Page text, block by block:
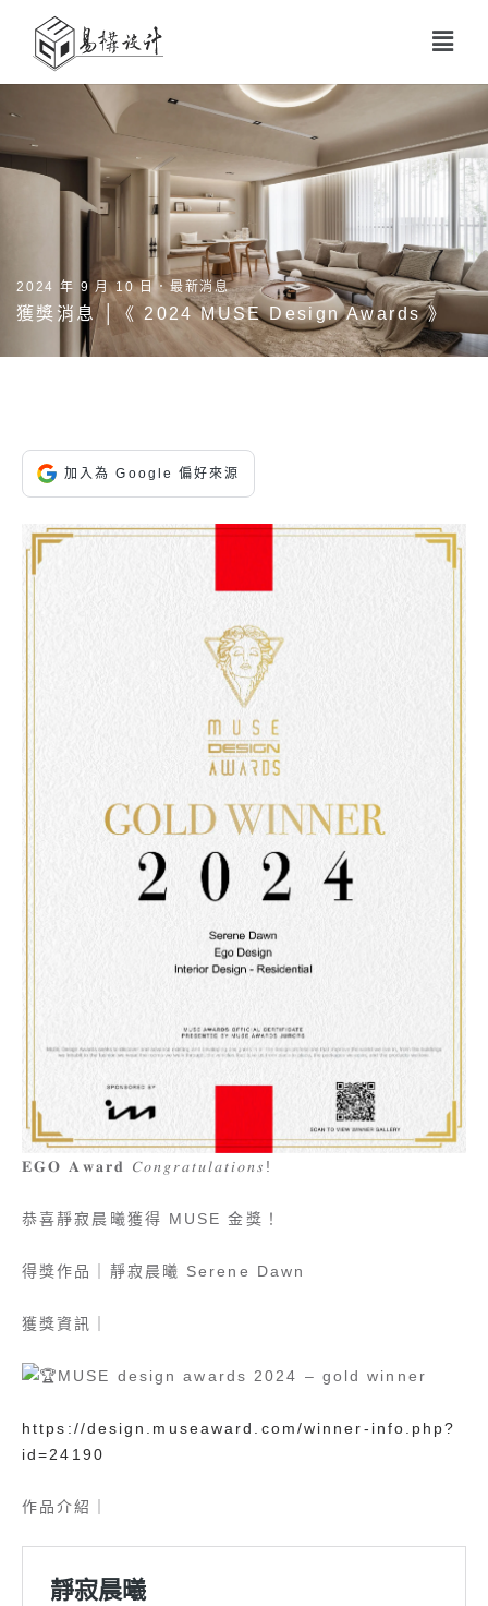
2024 年 9 月 10 日． 最新消息
獲獎消息 │《 2024 MUSE Design Awards 》
加入為 Google 偏好來源
𝐄𝐆𝐎 𝐀𝐰𝐚𝐫𝐝 𝐶𝑜𝑛𝑔𝑟𝑎𝑡𝑢𝑙𝑎𝑡𝑖𝑜𝑛𝑠!
恭喜靜寂晨曦獲得 MUSE 金獎！
得獎作品｜靜寂晨曦 Serene Dawn
獲獎資訊｜
MUSE design awards 2024 – gold winner
https://design.museaward.com/winner-info.php?
id=24190
作品介紹｜